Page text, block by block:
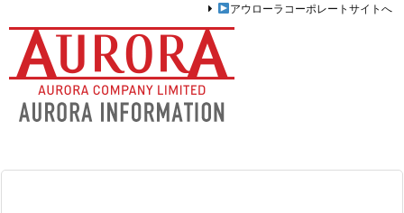
アウローラコーポレートサイトへ